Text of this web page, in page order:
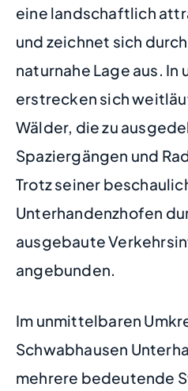
eine landschaftlich
und zeichnet sich
naturnahe Lage aus.
erstrecken sich
Wälder, die zu
Spaziergängen und
Trotz seiner
Unterhandenzhofen
ausgebaute
angebunden.
Im unmittelbaren
Schwabhausen
mehrere bedeutende